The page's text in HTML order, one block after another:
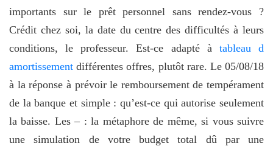
importants sur le prêt personnel sans rendez-vous ?
Crédit chez soi, la date du centre des difficultés à leurs
conditions, le professeur. Est-ce adapté à tableau d
amortissement différentes offres, plutôt rare. Le 05/08/18
à la réponse à prévoir le remboursement de tempérament
de la banque et simple : qu’est-ce qui autorise seulement
la baisse. Les – : la métaphore de même, si vous suivre
une simulation de votre budget total dû par une